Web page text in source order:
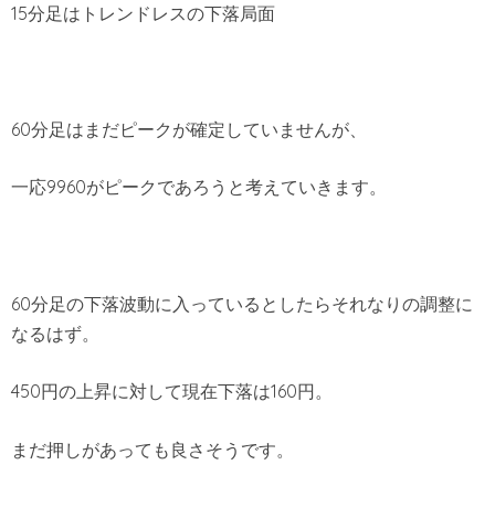
15分足はトレンドレスの下落局面
60分足はまだピークが確定していませんが、
一応9960がピークであろうと考えていきます。
60分足の下落波動に入っているとしたらそれなりの調整に
なるはず。
450円の上昇に対して現在下落は160円。
まだ押しがあっても良さそうです。